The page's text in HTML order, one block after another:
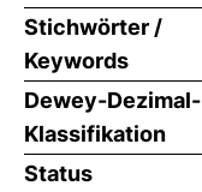
Stichwörter /
Keywords
Dewey-Dezimal-
Klassifikation
Status